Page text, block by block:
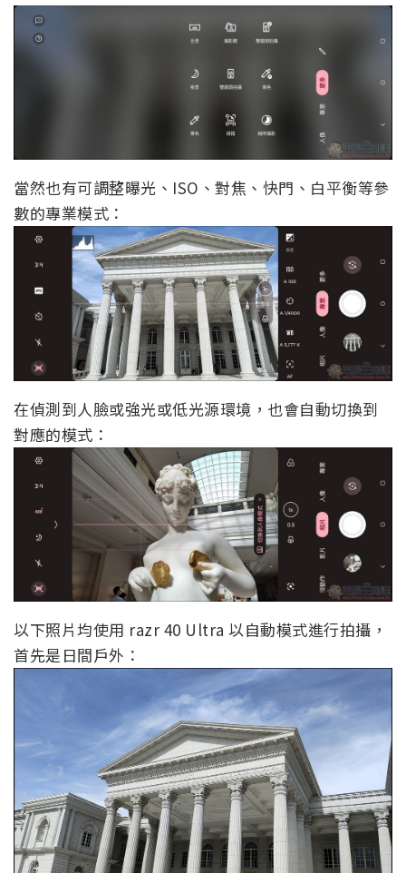
當然也有可調整曝光、ISO、對焦、快門、白平衡等參
數的專業模式：
在偵測到人臉或強光或低光源環境，也會自動切換到
對應的模式：
以下照片均使用 razr 40 Ultra 以自動模式進行拍攝，
首先是日間戶外：